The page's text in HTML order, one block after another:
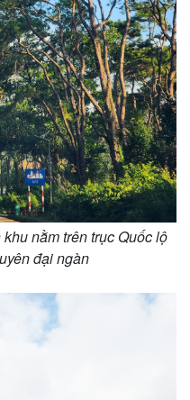
Multimedia
Video
E-Magazine
Infographic
nằm trên trục Quốc lộ
đại ngàn